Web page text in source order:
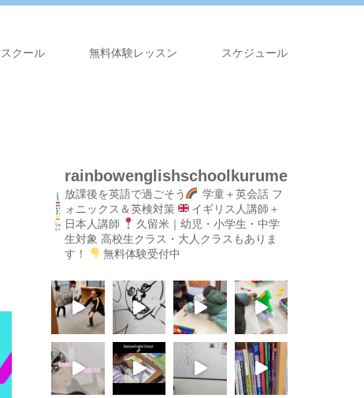
クール 無料体験レッスン スケジュール
rainbowenglishschoolkurume
放課後を英語で過ごそう 学童＋英会話 フ
ォニックス＆英検対策
イギリス人講師＋
日本人講師
久留米｜幼児・小学生・中学
生対象 高校生クラス・大人クラスもありま
す！
無料体験受付中